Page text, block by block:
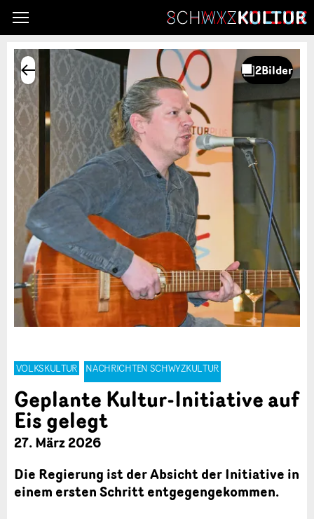
VOLKSKULTUR NACHRICHTEN SCHWYZKULTUR
Geplante Kultur-Initiative auf
Eis gelegt
27. März 2026
Die Regierung ist der Absicht der Initiative in
einem ersten Schritt entgegengekommen.